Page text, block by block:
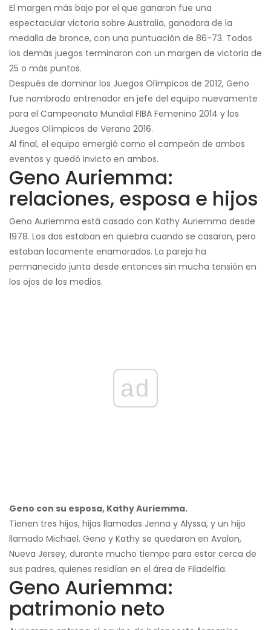
El margen más bajo por el que ganaron fue una
espectacular victoria sobre Australia, ganadora de la
medalla de bronce, con una puntuación de 86-73. Todos
los demás juegos terminaron con un margen de victoria de
25 o más puntos.
Después de dominar los Juegos Olímpicos de 2012, Geno
fue nombrado entrenador en jefe del equipo nuevamente
para el Campeonato Mundial FIBA ​​Femenino 2014 y los
Juegos Olímpicos de Verano 2016.
Al final, el equipo emergió como el campeón de ambos
eventos y quedó invicto en ambos.
Geno Auriemma:
relaciones, esposa e hijos
Geno Auriemma está casado con Kathy Auriemma desde
1978. Los dos estaban en quiebra cuando se casaron, pero
estaban locamente enamorados. La pareja ha
permanecido junta desde entonces sin mucha tensión en
los ojos de los medios.
ad
Geno con su esposa, Kathy Auriemma.
Tienen tres hijos, hijas llamadas Jenna y Alyssa, y un hijo
llamado Michael. Geno y Kathy se quedaron en Avalon,
Nueva Jersey, durante mucho tiempo para estar cerca de
sus padres, quienes residían en el área de Filadelfia.
Geno Auriemma:
patrimonio neto